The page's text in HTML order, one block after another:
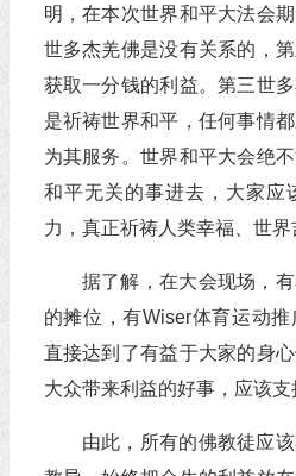
明，在本次世界和平大法会
世多杰羌佛是没有关系的，
获取一分钱的利益。第三世
是祈祷世界和平，任何事情
为其服务。世界和平大会绝
和平无关的事进去，大家应
力，真正祈祷人类幸福、世界
据了解，在大会现场，
的摊位，有Wiser体育运动
直接达到了有益于大家的身
大众带来利益的好事，应该支
由此，所有的佛教徒应